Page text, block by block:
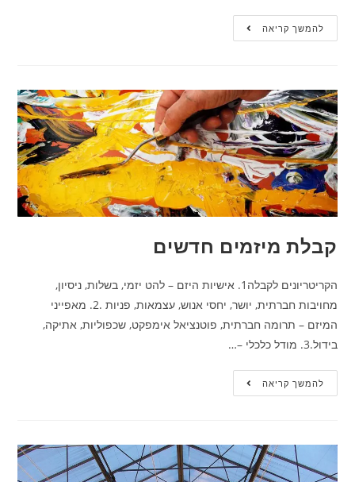
להמשך קריאה
קבלת מיזמים חדשים
הקריטריונים לקבלה1. אישיות היזם – להט יזמי, בשלות, ניסיון,
מחויבות חברתית, יושר, יחסי אנוש, עצמאות, פניות .2. מאפייני
המיזם – תרומה חברתית, פוטנציאל אימפקט, שכפוליות, אתיקה,
בידול.3. מודל כלכלי –…
להמשך קריאה